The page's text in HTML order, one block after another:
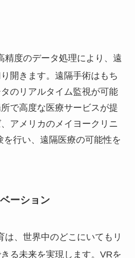
精度のデータ処理により、遠
開きます。遠隔手術はもち
のリアルタイム監視が可能
で高度な医療サービスが提
アメリカのメイヨークリニ
を行い、遠隔医療の可能性を
ーション
は、世界中のどこにいてもリ
る未来を実現します。VRを